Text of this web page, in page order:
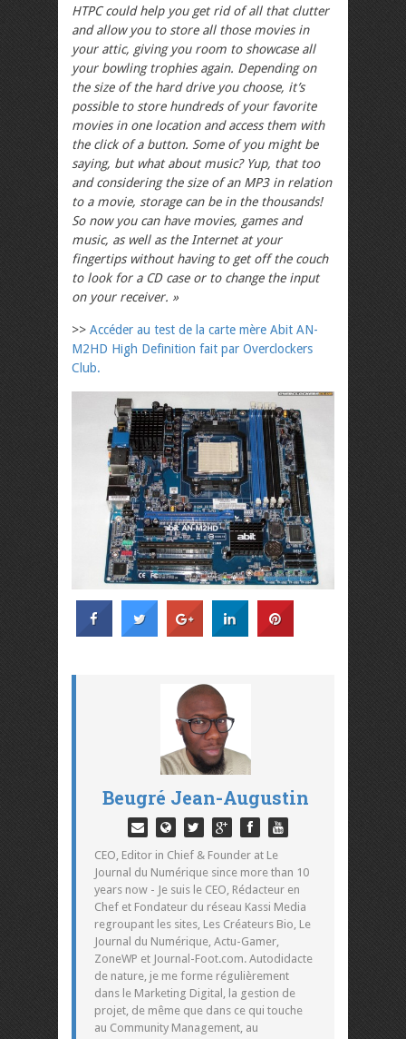
HTPC could help you get rid of all that clutter
and allow you to store all those movies in
your attic, giving you room to showcase all
your bowling trophies again. Depending on
the size of the hard drive you choose, it’s
possible to store hundreds of your favorite
movies in one location and access them with
the click of a button. Some of you might be
saying, but what about music? Yup, that too
and considering the size of an MP3 in relation
to a movie, storage can be in the thousands!
So now you can have movies, games and
music, as well as the Internet at your
fingertips without having to get off the couch
to look for a CD case or to change the input
on your receiver. »
>> Accéder au test de la carte mère Abit AN-
M2HD High Definition fait par Overclockers
Club.
Beugré Jean-Augustin
CEO, Editor in Chief & Founder at Le
Journal du Numérique since more than 10
years now - Je suis le CEO, Rédacteur en
Chef et Fondateur du réseau Kassi Media
regroupant les sites, Les Créateurs Bio, Le
Journal du Numérique, Actu-Gamer,
ZoneWP et Journal-Foot.com. Autodidacte
de nature, je me forme régulièrement
dans le Marketing Digital, la gestion de
projet, de même que dans ce qui touche
au Community Management, au